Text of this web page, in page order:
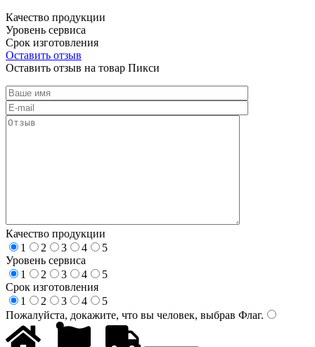
Качество продукции
Уровень сервиса
Срок изготовления
Оставить отзыв
Оставить отзыв на товар Пикси
Качество продукции
1
2 3 4
5
Уровень сервиса
1
2 3 4
5
Срок изготовления
1
2 3 4
5
Пожалуйста, докажите, что вы человек, выбрав Флаг.